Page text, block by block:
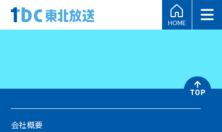
HOME
会社概要